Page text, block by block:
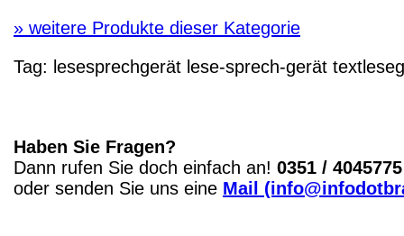
» weitere Produkte dieser Kategorie
Tag: lesesprechgerät lese-sprech-gerät
Haben Sie Fragen?
Dann rufen Sie doch einfach an! 0351 / 4045775
oder senden Sie uns eine Mail